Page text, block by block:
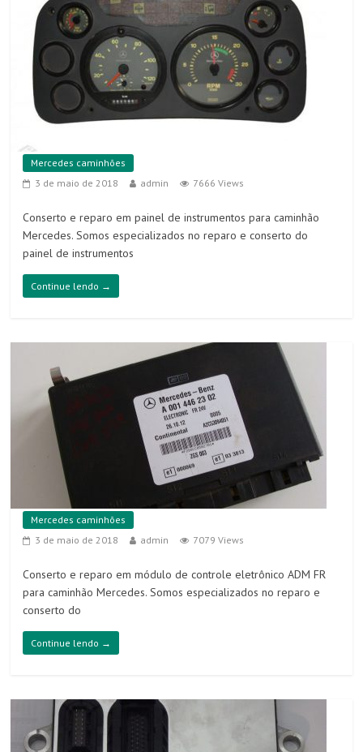
Mercedes caminhões
3 de maio de 2018
admin 7666 Views
Conserto e reparo em painel de instrumentos para caminhão
Mercedes. Somos especializados no reparo e conserto do
painel de instrumentos
Continue lendo →
Mercedes caminhões
3 de maio de 2018
admin 7079 Views
Conserto e reparo em módulo de controle eletrônico ADM FR
para caminhão Mercedes. Somos especializados no reparo e
conserto do
Continue lendo →